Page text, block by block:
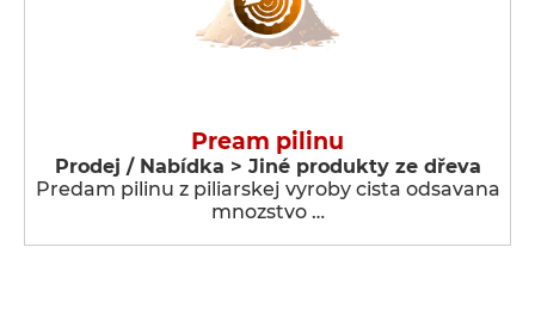
Pream pilinu
Prodej / Nabídka > Jiné produkty ze dřeva
Predam pilinu z piliarskej vyroby cista odsavana
mnozstvo …